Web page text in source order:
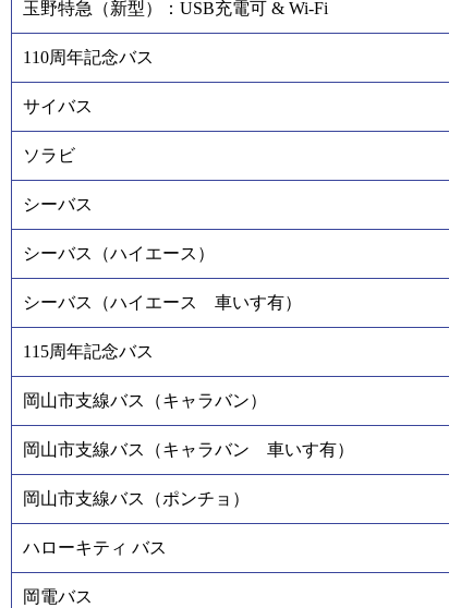
玉野特急（新型）：USB充電可 & Wi-Fi
110周年記念バス
サイバス
ソラビ
シーバス
シーバス（ハイエース）
シーバス（ハイエース 車いす有）
115周年記念バス
岡山市支線バス（キャラバン）
岡山市支線バス（キャラバン 車いす有）
岡山市支線バス（ポンチョ）
ハローキティ バス
岡電バス